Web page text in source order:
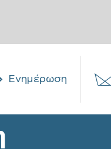
Ενημέρωση